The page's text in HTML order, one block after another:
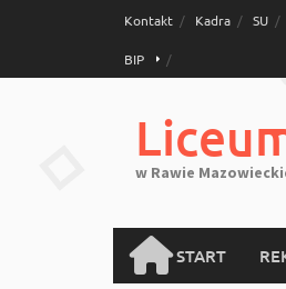
Kontakt Kadra SU
BIP
w Rawie
START